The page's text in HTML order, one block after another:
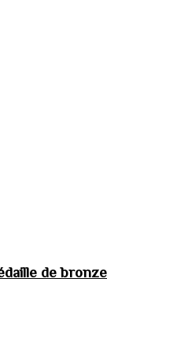
de bronze